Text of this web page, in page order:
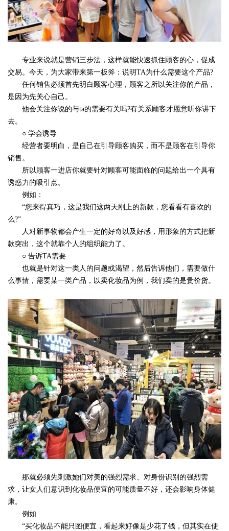
专业来说就是营销三步法，这样就能快速抓住顾客的心，促成
交易。今天，为大家带来第一板斧：说明TA为什么需要这个产品?
任何销售必须首先明白顾客心理，顾客之所以关注你的产品，
是因为先关心自己。
他会关注你说的与ta的需要有关吗?有关系顾客才愿意听你讲下
去。
○ 学会诱导
经营者要明白，是自己在引导顾客购买，而不是顾客在引导你
销售。
所以顾客一进店你就要针对顾客可能面临的问题给出一个具有
诱惑力的吸引点。
例如：
“您来得真巧，这是我们这两天刚上的新款，您看看有喜欢的
么?”
人对新事物都会产生一定的好奇以及好感，用形象的方式把新
款突出，这个就靠个人的组织能力了。
○ 告诉TA需要
也就是针对这一类人的问题或渴望，然后告诉他们，需要做什
么事情，需要某一类产品，以卖化妆品为例，我们卖的是贵价货。
那就必须先刺激她们对美的强烈需求、对身份识别的强烈需
求，让女人们意识到化妆品便宜的可能质量不好，还会影响身体健
康。
例如
“买化妆品不能只图便宜，看起来好像是少花了钱，但其实在使